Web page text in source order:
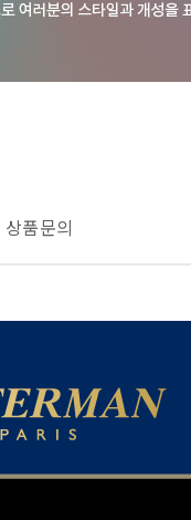
상품 문의